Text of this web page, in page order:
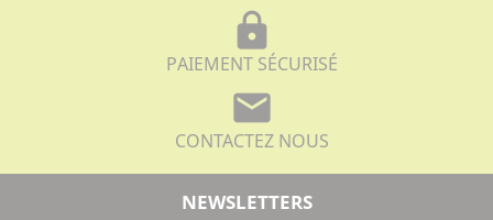
lock
PAIEMENT SÉCURISÉ
mail
CONTACTEZ NOUS
NEWSLETTERS